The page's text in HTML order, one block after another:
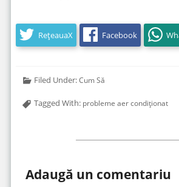
RețeauaX Facebook
Filed Under:Cum Să
Tagged With: probleme aer condiționat
Adaugă un comentariu